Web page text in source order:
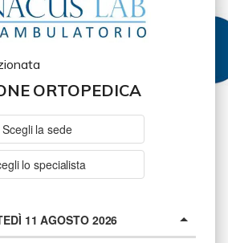
ORTOPEDICA
Scegli la sede
lo specialista
11 AGOSTO 2026